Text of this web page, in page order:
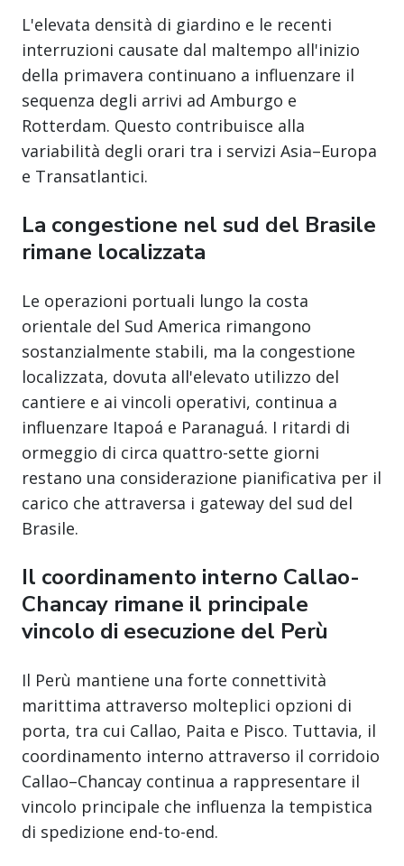
L'elevata densità di giardino e le recenti
interruzioni causate dal maltempo all'inizio
della primavera continuano a influenzare il
sequenza degli arrivi ad Amburgo e
Rotterdam. Questo contribuisce alla
variabilità degli orari tra i servizi Asia–Europa
e Transatlantici.
La congestione nel sud del Brasile
rimane localizzata
Le operazioni portuali lungo la costa
orientale del Sud America rimangono
sostanzialmente stabili, ma la congestione
localizzata, dovuta all'elevato utilizzo del
cantiere e ai vincoli operativi, continua a
influenzare Itapoá e Paranaguá. I ritardi di
ormeggio di circa quattro-sette giorni
restano una considerazione pianificativa per il
carico che attraversa i gateway del sud del
Brasile.
Il coordinamento interno Callao-
Chancay rimane il principale
vincolo di esecuzione del Perù
Il Perù mantiene una forte connettività
marittima attraverso molteplici opzioni di
porta, tra cui Callao, Paita e Pisco. Tuttavia, il
coordinamento interno attraverso il corridoio
Callao–Chancay continua a rappresentare il
vincolo principale che influenza la tempistica
di spedizione end-to-end.